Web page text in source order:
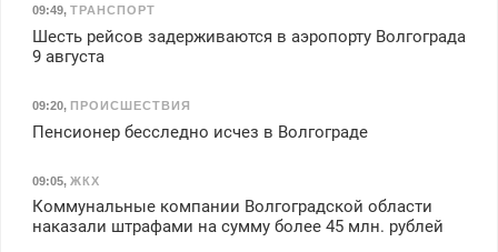
09:49, ТРАНСПОРТ
Шесть рейсов задерживаются в аэропорту Волгограда
9 августа
09:20, ПРОИСШЕСТВИЯ
Пенсионер бесследно исчез в Волгограде
09:05, ЖКХ
Коммунальные компании Волгоградской области
наказали штрафами на сумму более 45 млн. рублей